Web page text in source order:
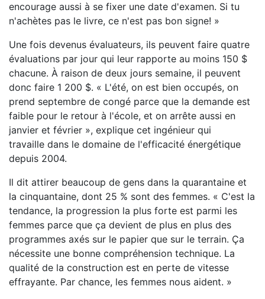
encourage aussi à se fixer une date d'examen. Si tu
n'achètes pas le livre, ce n'est pas bon signe! »
Une fois devenus évaluateurs, ils peuvent faire quatre
évaluations par jour qui leur rapporte au moins 150 $
chacune. À raison de deux jours semaine, il peuvent
donc faire 1 200 $. « L'été, on est bien occupés, on
prend septembre de congé parce que la demande est
faible pour le retour à l'école, et on arrête aussi en
janvier et février », explique cet ingénieur qui
travaille dans le domaine de l'efficacité énergétique
depuis 2004.
Il dit attirer beaucoup de gens dans la quarantaine et
la cinquantaine, dont 25 % sont des femmes. « C'est la
tendance, la progression la plus forte est parmi les
femmes parce que ça devient de plus en plus des
programmes axés sur le papier que sur le terrain. Ça
nécessite une bonne compréhension technique. La
qualité de la construction est en perte de vitesse
effrayante. Par chance, les femmes nous aident. »